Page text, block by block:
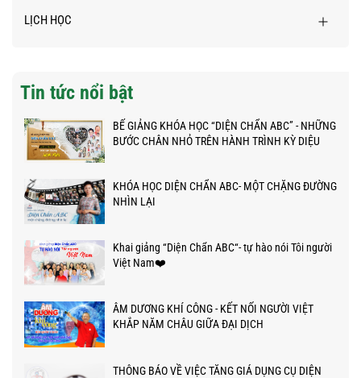
LỊCH HỌC
Tin tức nổi bật
BẾ GIẢNG KHÓA HỌC “DIỆN CHẨN ABC” - NHỮNG
BƯỚC CHÂN NHỎ TRÊN HÀNH TRÌNH KỲ DIỆU
KHÓA HỌC DIỆN CHẨN ABC- MỘT CHẶNG ĐƯỜNG
NHÌN LẠI
Khai giảng “Diện Chẩn ABC“- tự hào nói Tôi người
Việt Nam❤️
ÂM DƯƠNG KHÍ CÔNG - KẾT NỐI NGƯỜI VIỆT
KHẮP NĂM CHÂU GIỮA ĐẠI DỊCH
THÔNG BÁO VỀ VIỆC TĂNG GIÁ DỤNG CỤ DIỆN